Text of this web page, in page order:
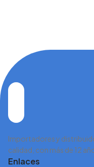
Importadores y
calidad, con más de 12
Enlaces